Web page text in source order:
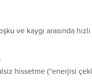
ve kaygı arasında
hissetme (“enerjisi